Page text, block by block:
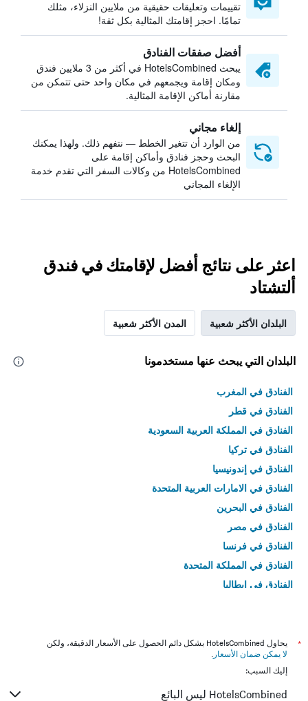
تقييمات وتعليقات حقيقية من ملايين النزلاء، مثلك
تمامًا. احجز إقامتك المثالية بكل ثقة!
أفضل صفقات الفنادق
يبحث HotelsCombined في أكثر من 3 ملايين فندق
ومكان إقامة ويجمعهم في مكان واحد حتى تتمكن من
مقارنة أماكن الإقامة المثالية.
إلغاء مجاني
من الوارد أن تتغير الخطط — نتفهم ذلك. ولهذا يمكنك
البحث وحجز فنادق وأماكن إقامة على
HotelsCombined من وكالات السفر التي تقدم خدمة
الإلغاء المجاني
اعثر على نتائج أفضل لإقامتك في فندق
ألتشتاد
البلدان الأكثر شعبية المدن الأكثر شعبية
البلدان التي يبحث عنها مستخدمونا
الفنادق في المغرب
الفنادق في قطر
الفنادق في المملكة العربية السعودية
الفنادق في تركيا
الفنادق في إندونيسيا
الفنادق في الامارات العربية المتحدة
الفنادق في البحرين
الفنادق في مصر
الفنادق في فرنسا
الفنادق في المملكة المتحدة
الفنادق في إيطاليا
*
يحاول HotelsCombined بشكل دائم الحصول على الأسعار الدقيقة، ولكن
لا يمكن ضمان الأسعار .
إليك السبب:
HotelsCombined ليس البائع